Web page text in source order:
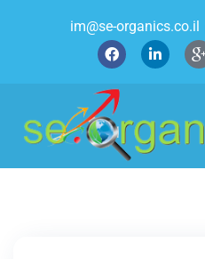
im@se-organics.co.il